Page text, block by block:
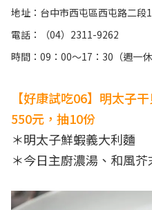
地址：台中市西屯區西屯路二段
電話：（04）2311-9262
時間：09：00～17：30（週一休
【好康試吃06】明太子
550元，抽10份
＊明太子鮮蝦義大利麵
＊今日主廚濃湯、和風